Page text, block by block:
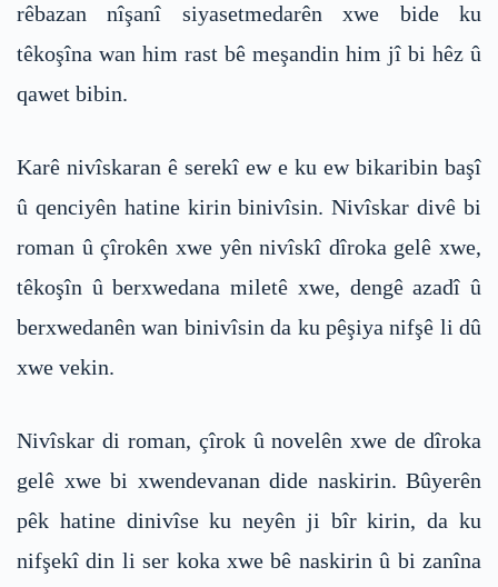
rêbazan nîşanî siyasetmedarên xwe bide ku
têkoşîna wan him rast bê meşandin him jî bi hêz û
qawet bibin.
Karê nivîskaran ê serekî ew e ku ew bikaribin başî
û qenciyên hatine kirin binivîsin. Nivîskar divê bi
roman û çîrokên xwe yên nivîskî dîroka gelê xwe,
têkoşîn û berxwedana miletê xwe, dengê azadî û
berxwedanên wan binivîsin da ku pêşiya nifşê li dû
xwe vekin.
Nivîskar di roman, çîrok û novelên xwe de dîroka
gelê xwe bi xwendevanan dide naskirin. Bûyerên
pêk hatine dinivîse ku neyên ji bîr kirin, da ku
nifşekî din li ser koka xwe bê naskirin û bi zanîna